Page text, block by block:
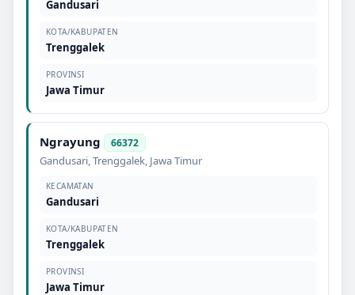
Gandusari
KOTA/KABUPATEN
Trenggalek
PROVINSI
Jawa Timur
Ngrayung 66372
Gandusari,Trenggalek, Jawa Timur
KECAMATAN
Gandusari
KOTA/KABUPATEN
Trenggalek
PROVINSI
Jawa Timur